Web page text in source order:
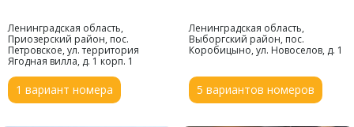
Ленинградская область,
Приозерский район, пос.
Петровское, ул. территория
Ягодная вилла, д. 1 корп. 1
1 вариант номера
Ленинградская область,
Выборгский район, пос.
Коробицыно, ул. Новоселов, д. 1
5 вариантов номеров